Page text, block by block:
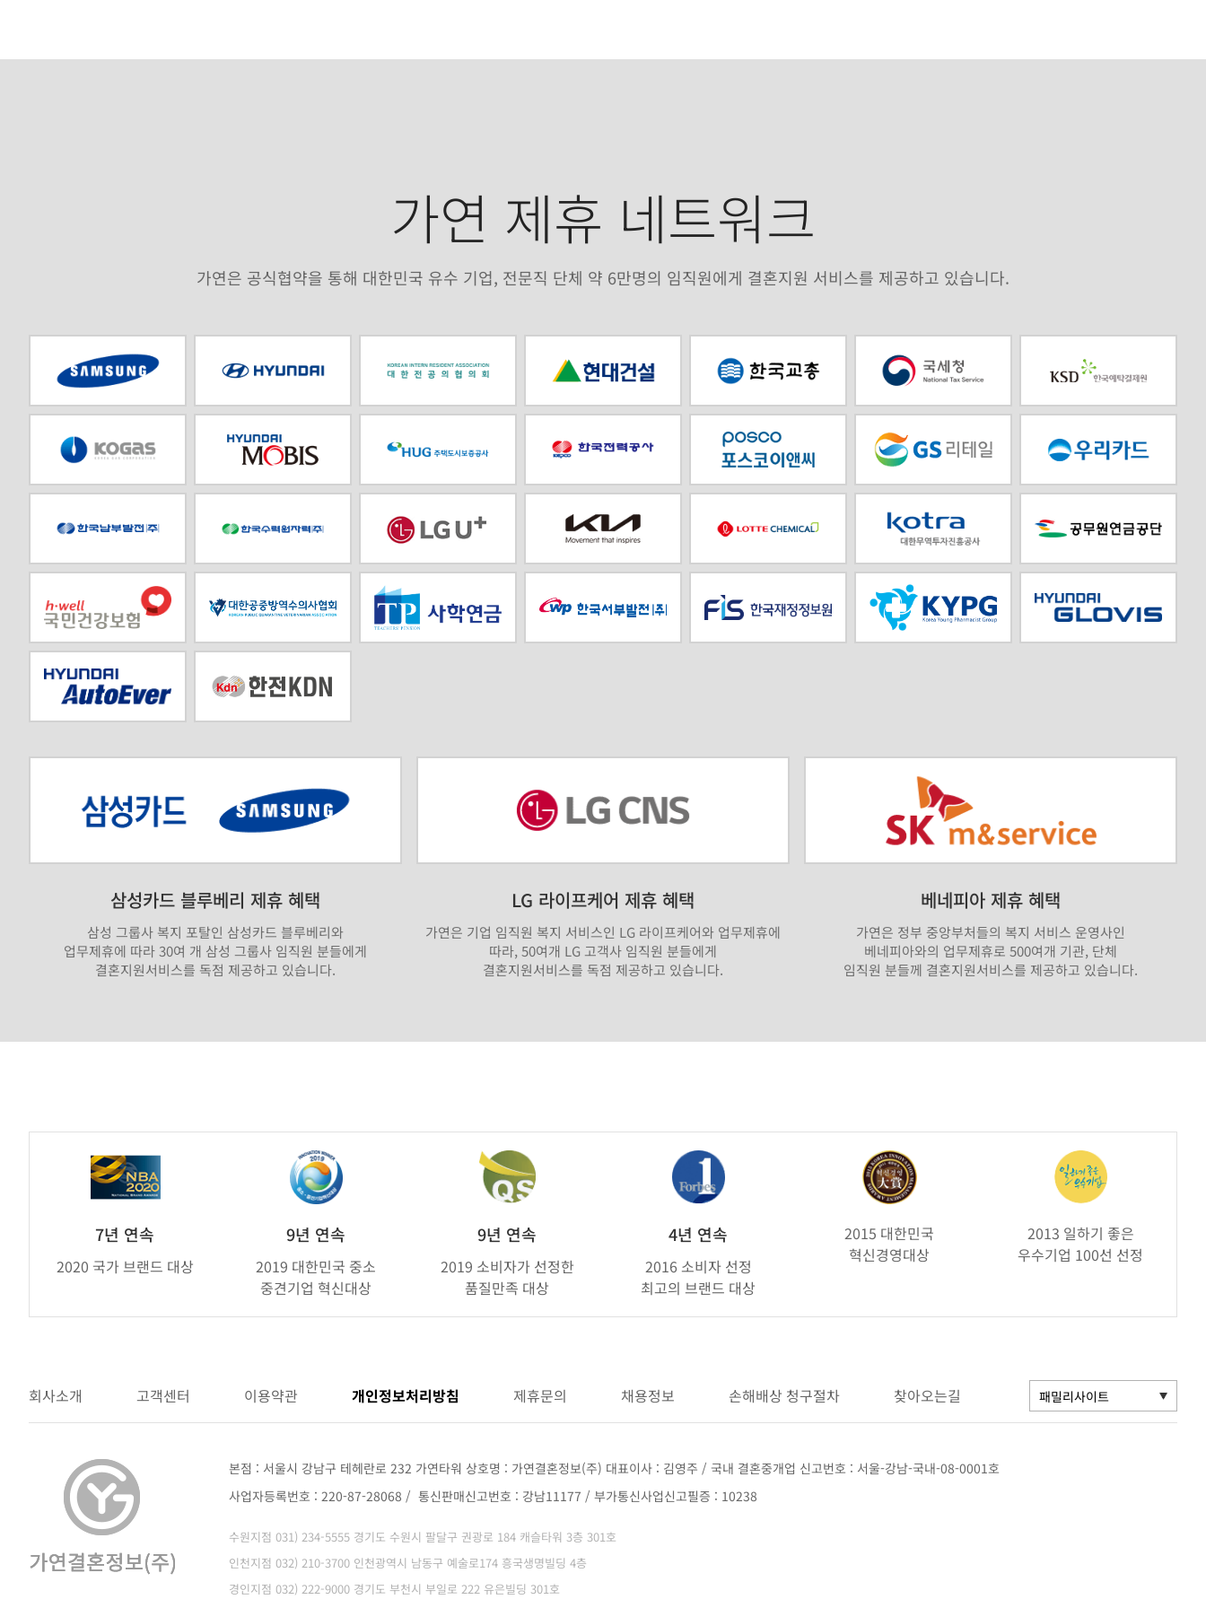
가연 제휴 네트워크
가연은 공식협약을 통해 대한민국 유수 기업, 전문직 단체 약 6만명의 임직원에게 결혼지원 서비스를 제공하고 있습니다.
삼성카드 블루베리 제휴 혜택
삼성 그룹사 복지 포탈인 삼성카드 블루베리와
업무제휴에 따라 30여 개 삼성 그룹사 임직원 분들에게
결혼지원서비스를 독점 제공하고 있습니다.
LG 라이프케어 제휴 혜택
가연은 기업 임직원 복지 서비스인 LG 라이프케어와 업무제휴에
따라, 50여개 LG 고객사 임직원 분들에게
결혼지원서비스를 독점 제공하고 있습니다.
베네피아 제휴 혜택
가연은 정부 중앙부처들의 복지 서비스 운영사인
베네피아와의 업무제휴로 500여개 기관, 단체
임직원 분들께 결혼지원서비스를 제공하고 있습니다.
7년 연속
2020 국가 브랜드 대상
9년 연속
2019 대한민국 중소
중견기업 혁신대상
9년 연속
2019 소비자가 선정한
품질만족 대상
4년 연속
2016 소비자 선정
최고의 브랜드 대상
2015 대한민국
혁신경영대상
2013 일하기 좋은
우수기업 100선 선정
회사소개 고객센터 이용약관 개인정보처리방침 제휴문의 채용정보 손해배상 청구절차 찾아오는길
본점 : 서울시 강남구 테헤란로 232 가연타워 상호명 : 가연결혼정보(주) 대표이사 : 김영주 / 국내 결혼중개업 신고번호 : 서울-강남-국내-08-0001호
사업자등록번호 : 220-87-28068 / 통신판매신고번호 : 강남11177 / 부가통신사업신고필증 : 10238
수원지점 031) 234-5555 경기도 수원시 팔달구 권광로 184 캐슬타워 3층 301호
인천지점 032) 210-3700 인천광역시 남동구 예술로174 흥국생명빌딩 4층
경인지점 032) 222-9000 경기도 부천시 부일로 222 유은빌딩 301호